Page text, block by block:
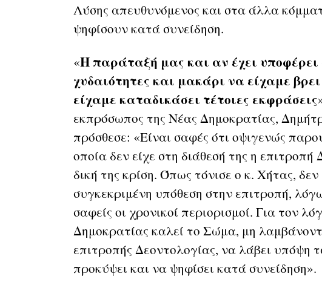
Λύσης απευθυνόμενος και στα άλλα
ψηφίσουν κατά συνείδηση.
«Η παράταξή μας και αν έχει υποφέρει
χυδαιότητες και μακάρι να είχαμε
είχαμε καταδικάσει τέτοιες εκφράσεις
εκπρόσωπος της Νέας Δημοκρατίας,
πρόσθεσε: «Είναι σαφές ότι οψιγενώς
οποία δεν είχε στη διάθεσή της η
δική της κρίση. Όπως τόνισε ο κ. Χήτας,
συγκεκριμένη υπόθεση στην επιτροπή,
σαφείς οι χρονικοί περιορισμοί. Για τον
Δημοκρατίας καλεί το Σώμα, μη
επιτροπής Δεοντολογίας, να λάβει υπόψη
προκύψει και να ψηφίσει κατά συνείδηση».